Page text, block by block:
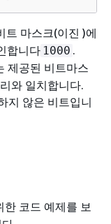
트 마스크(이진 )에
합니다 1000 .
제공된 비트마스
와 일치합니다.
지 않은 비트입니
한 코드 예제를 보